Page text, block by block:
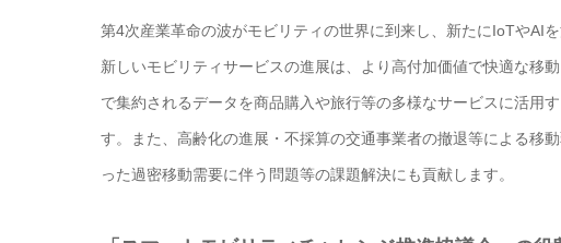
第4次産業革命の波がモビリティの世界に到来し、新たにIoTやAI
新しいモビリティサービスの進展は、より高付加価値で快適な移
で集約されるデータを商品購入や旅行等の多様なサービスに活用
す。また、高齢化の進展・不採算の交通事業者の撤退等による移
った過密移動需要に伴う問題等の課題解決にも貢献します。